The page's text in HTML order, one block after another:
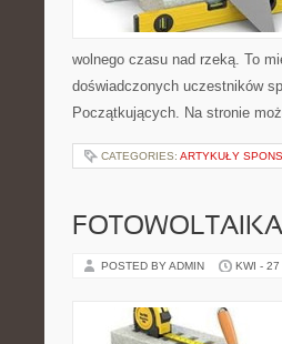
wolnego czasu nad rzeką. To
doświadczonych uczestników
Początkujących. Na stronie
CATEGORIES: ARTYKUŁY
POSTED BY ADMIN KWI - 27